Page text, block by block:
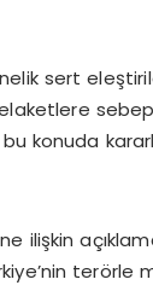
sert
konuda
ilişkin
terörle